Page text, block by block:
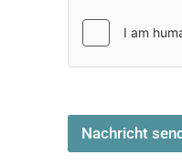
Nachricht